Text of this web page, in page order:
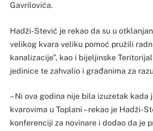
Gavrilovića.
Hadži-Stević je rekao da su u
velikog kvara veliku pomoć pružili
kanalizacije”, kao i bijeljinske
jedinice te zahvalio i građanima za
– Ni ova godina nije bila izuzetak kada
kvarovima u Toplani – rekao je Hadži-
konferenciji za novinare i dodao da je